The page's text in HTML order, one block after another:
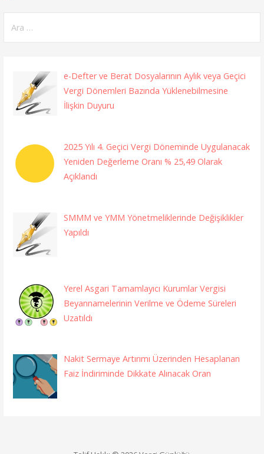
e-Defter ve Berat Dosyalarının Aylık veya Geçici
Vergi Dönemleri Bazında Yüklenebilmesine
İlişkin Duyuru
2025 Yılı 4. Geçici Vergi Döneminde Uygulanacak
Yeniden Değerleme Oranı % 25,49 Olarak
Açıklandı
SMMM ve YMM Yönetmeliklerinde Değişiklikler
Yapıldı
Yerel Asgari Tamamlayıcı Kurumlar Vergisi
Beyannamelerinin Verilme ve Ödeme Süreleri
Uzatıldı
Nakit Sermaye Artırımı Üzerinden Hesaplanan
Faiz İndiriminde Dikkate Alınacak Oran